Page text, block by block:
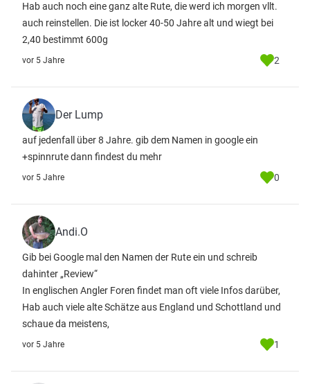
Hab auch noch eine ganz alte Rute, die werd ich morgen vllt.
auch reinstellen. Die ist locker 40-50 Jahre alt und wiegt bei
2,40 bestimmt 600g
vor 5 Jahre 2
Der Lump
auf jedenfall über 8 Jahre. gib dem Namen in google ein
+spinnrute dann findest du mehr
vor 5 Jahre 0
Andi.O
Gib bei Google mal den Namen der Rute ein und schreib
dahinter „Review“
In englischen Angler Foren findet man oft viele Infos darüber,
Hab auch viele alte Schätze aus England und Schottland und
schaue da meistens,
vor 5 Jahre 1